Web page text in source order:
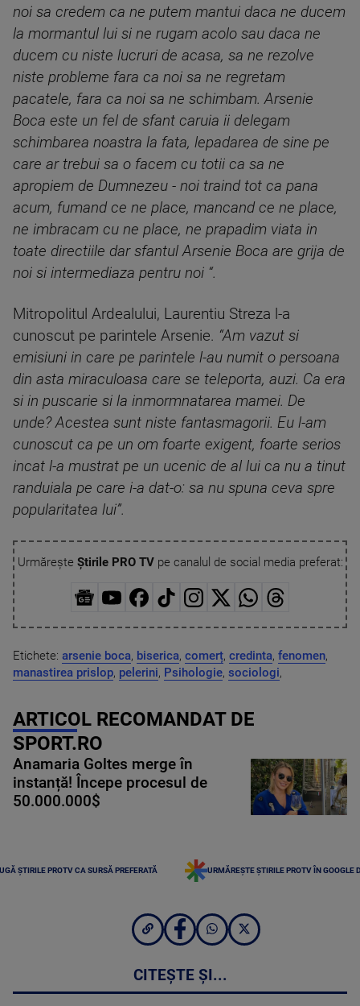
noi sa credem ca ne putem mantui daca ne ducem
la mormantul lui si ne rugam acolo sau daca ne
ducem cu niste lucruri de acasa, sa ne rezolve
niste probleme fara ca noi sa ne regretam
pacatele, fara ca noi sa ne schimbam. Arsenie
Boca este un fel de sfant caruia ii delegam
schimbarea noastra la fata, lepadarea de sine pe
care ar trebui sa o facem cu totii ca sa ne
apropiem de Dumnezeu - noi traind tot ca pana
acum, fumand ce ne place, mancand ce ne place,
ne imbracam cu ne place, ne prapadim viata in
toate directiile dar sfantul Arsenie Boca are grija de
noi si intermediaza pentru noi “.
Mitropolitul Ardealului, Laurentiu Streza l-a
cunoscut pe parintele Arsenie. “Am vazut si
emisiuni in care pe parintele l-au numit o persoana
din asta miraculoasa care se teleporta, auzi. Ca era
si in puscarie si la inmormnatarea mamei. De
unde? Acestea sunt niste fantasmagorii. Eu l-am
cunoscut ca pe un om foarte exigent, foarte serios
incat l-a mustrat pe un ucenic de al lui ca nu a tinut
randuiala pe care i-a dat-o: sa nu spuna ceva spre
popularitatea lui”.
Urmărește Știrile PRO TVpe canalul de social media preferat:
Etichete: arsenie boca, biserica, comerț, credinta, fenomen,
manastirea prislop, pelerini, Psihologie, sociologi,
ARTICOL RECOMANDAT DE
SPORT.RO
Anamaria Goltes merge în
instanță! Începe procesul de
50.000.000$
ȘTIRILE PROTV CA SURSĂ PREFERATĂ URMĂREȘTE ȘTIRILE PROTV ÎN GOOGLE
CITEȘTE ȘI...